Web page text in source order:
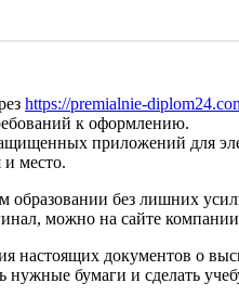
https://premialnie-
к оформлению.
приложений для
и место.
без лишних
можно на сайте
настоящих документов о
нужные бумаги и сделать